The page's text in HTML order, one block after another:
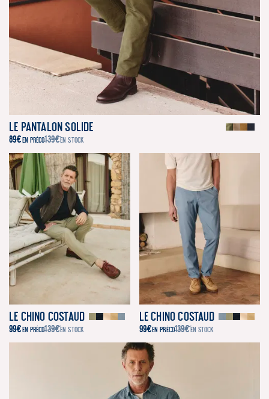
Le Pantalon Solide
89€EN PRÉCO139€EN STOCK
Le Chino Costaud
99€EN PRÉCO139€EN STOCK
Le Chino Costaud
99€EN PRÉCO139€EN STOCK